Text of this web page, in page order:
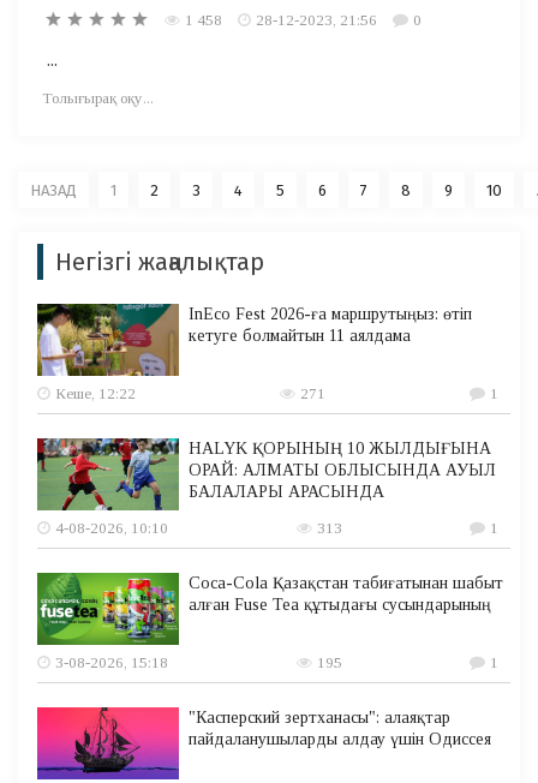
1 458 28-12-2023, 21:56 0
...
Толығырақ оқу...
НАЗАД 1 2 3 4 5 6 7 8 9 10
Негізгі жаңалықтар
InEco Fest 2026-ға маршрутыңыз: өтіп
кетуге болмайтын 11 аялдама
Кеше, 12:22 271 1
HALYK ҚОРЫНЫҢ 10 ЖЫЛДЫҒЫНА
ОРАЙ: АЛМАТЫ ОБЛЫСЫНДА АУЫЛ
БАЛАЛАРЫ АРАСЫНДА
4-08-2026, 10:10
313 1
Coca-Cola Қазақстан табиғатынан шабыт
алған Fuse Tea құтыдағы сусындарының
3-08-2026, 15:18 195 1
"Касперский зертханасы": алаяқтар
пайдаланушыларды алдау үшін Одиссея